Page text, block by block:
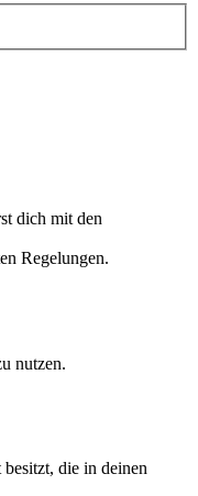
dich mit den
Regelungen.
nutzen.
die in deinen